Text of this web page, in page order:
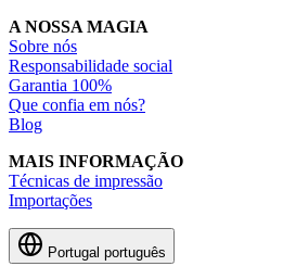
A NOSSA MAGIA
Sobre nós
Responsabilidade social
Garantia 100%
Que confia em nós?
Blog
MAIS INFORMAÇÃO
Técnicas de impressão
Importações
Portugal português